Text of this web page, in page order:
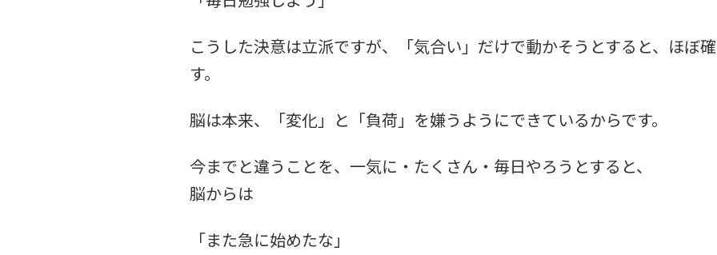
こうした決意は立派ですが、「気合い」だけで動かそうとすると、ほぼ
す。
脳は本来、「変化」と「負荷」を嫌うようにできているからです。
今までと違うことを、一気に・たくさん・毎日やろうとすると、
脳からは
「また急に始めたな」